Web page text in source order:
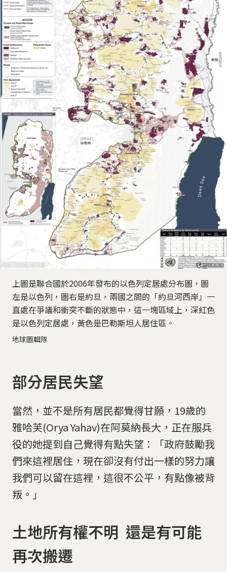
上圖是聯合國於2006年發布的以色列定居處分布圖，圖
左是以色列，圖右是約旦，兩國之間的「約旦河西岸」一
直處在爭議和衝突不斷的狀態中，這一塊區域上，深紅色
是以色列定居處，黃色是巴勒斯坦人居住區。
地球圖輯隊
部分居民失望
當然，並不是所有居民都覺得甘願，19歲的
雅哈芙(Orya Yahav)在阿莫納長大，正在服兵
役的她提到自己覺得有點失望：「政府鼓勵我
們來這裡居住，現在卻沒有付出一樣的努力讓
我們可以留在這裡，這很不公平，有點像被背
叛。」
土地所有權不明 還是有可能
再次搬遷